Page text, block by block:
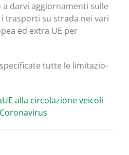
a dar­vi aggior­na­men­ti sul­le
tra­spor­ti su stra­da nei vari
ed extra UE per
tut­te le limi­ta­zio­
alla cir­co­la­zio­ne vei­co­li